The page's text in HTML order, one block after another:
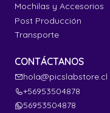
Mochilas y Accesorios
Post Producción
Transporte
CONTÁCTANOS
hola@picslabstore.cl
+56953504878
56953504878